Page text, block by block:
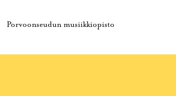
Porvoonseudun musiikkiopisto